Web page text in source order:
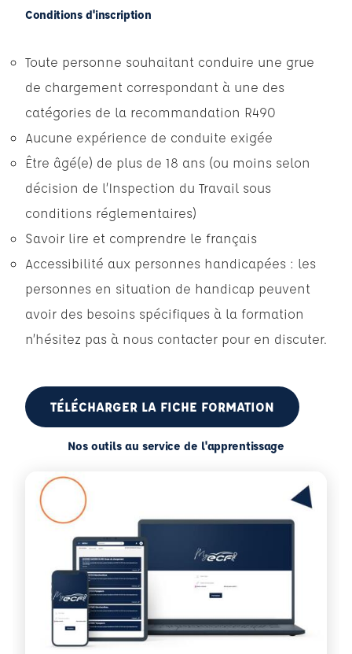
Conditions d'inscription
Toute personne souhaitant conduire une grue
de chargement correspondant à une des
catégories de la recommandation R490
Aucune expérience de conduite exigée
Être âgé(e) de plus de 18 ans (ou moins selon
décision de l’Inspection du Travail sous
conditions réglementaires)
Savoir lire et comprendre le français
Accessibilité aux personnes handicapées : les
personnes en situation de handicap peuvent
avoir des besoins spécifiques à la formation
n’hésitez pas à nous contacter pour en discuter.
TÉLÉCHARGER LA FICHE FORMATION
Nos outils au service de l'apprentissage